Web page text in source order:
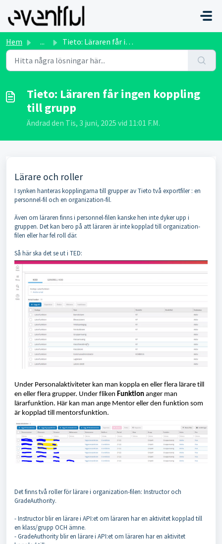
Hoppa över till huvudinnehåll
Hem ... Tieto: Läraren får ingen koppling till grupp
Tieto: Läraren får ingen koppling
till grupp
Ändrad den Tis, 3 juni, 2025 vid 11:01 F.M.
Lärare och roller
I synken hanteras kopplingarna till grupper av Tieto två exportfiler : en
personnel-fil och en organization-fil.
Även om läraren finns i personnel-filen kanske hen inte dyker upp i
gruppen. Det kan bero på att läraren är inte kopplad till organization-
filen eller har fel roll där.
Så här ska det se ut i TED:
Under Personalaktiviteter kan man koppla en eller flera lärare till
en eller flera grupper. Under fliken Funktion anger man
lärarfunktion. Här kan man ange Mentor eller den funktion som
är kopplad till mentorsfunktion.
Det finns två roller för lärare i organization-filen: Instructor och
GradeAuthority.
- Instructor blir en lärare i API:et om läraren har en aktivitet kopplad till
en klass/grupp OCH ämne.
- GradeAuthority blir en lärare i API:et om läraren har en aktivitet